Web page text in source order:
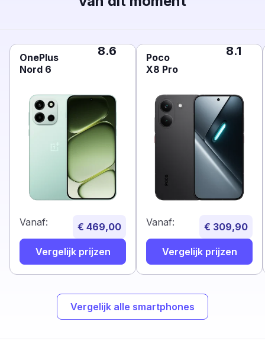
OnePlus
Nord 6
8.6
Vanaf: € 469,00
Vergelijk prijzen
Poco
X8 Pro
8.1
Vanaf: € 309,90
Vergelijk prijzen
Vergelijk alle smartphones